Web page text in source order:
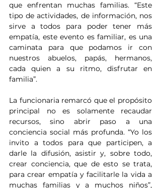
que enfrentan muchas familias. “Este
tipo de actividades, de información, nos
sirve a todos para poder tener más
empatía, este evento es familiar, es una
caminata para que podamos ir con
nuestros abuelos, papás, hermanos,
cada quien a su ritmo, disfrutar en
familia”.
La funcionaria remarcó que el propósito
principal no es solamente recaudar
recursos, sino abrir paso a una
conciencia social más profunda. “Yo los
invito a todos para que participen, a
darle la difusión, asistir y, sobre todo,
crear conciencia, que de esto se trata,
para crear empatía y facilitarle la vida a
muchas familias y a muchos niños”,